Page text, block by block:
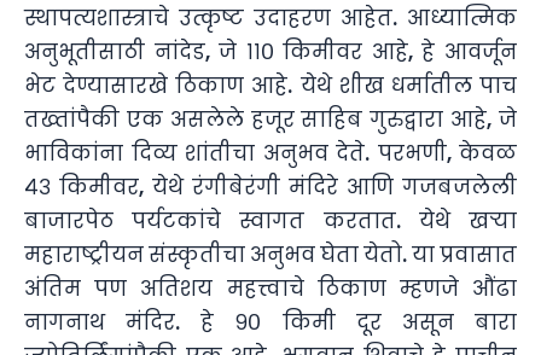
स्थापत्यशास्त्राचे उत्कृष्ट उदाहरण आहेत. आध्यात्मिक
अनुभूतीसाठी नांदेड, जे ११० किमीवर आहे, हे आवर्जून
भेट देण्यासारखे ठिकाण आहे. येथे शीख धर्मातील पाच
तख्तांपैकी एक असलेले हजूर साहिब गुरुद्वारा आहे, जे
भाविकांना दिव्य शांतीचा अनुभव देते. परभणी, केवळ
४३ किमीवर, येथे रंगीबेरंगी मंदिरे आणि गजबजलेली
बाजारपेठ पर्यटकांचे स्वागत करतात. येथे खऱ्या
महाराष्ट्रीयन संस्कृतीचा अनुभव घेता येतो. या प्रवासात
अंतिम पण अतिशय महत्त्वाचे ठिकाण म्हणजे औंढा
नागनाथ मंदिर. हे ९० किमी दूर असून बारा